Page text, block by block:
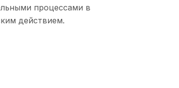
процессами в
действием.